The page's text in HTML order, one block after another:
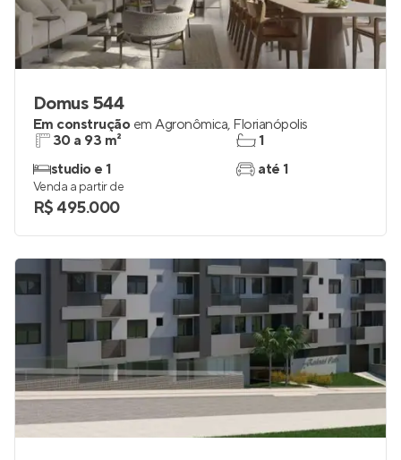
Domus 544
Em construção em Agronômica, Florianópolis
30 a 93 m²
studio e 1
1
até 1
Venda a partir de
R$ 495.000